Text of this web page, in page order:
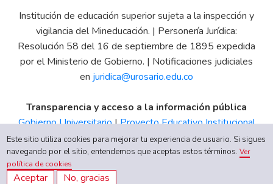
Quiero inscribirme ahora
Institución de educación superior sujeta a la inspección y
vigilancia del Mineducación. | Personería Jurídica:
Resolución 58 del 16 de septiembre de 1895 expedida
por el Ministerio de Gobierno. | Notificaciones judiciales
en juridica@urosario.edu.co
Transparencia y acceso a la información pública
Gobierno Universitario|Proyecto Educativo Institucional
|Informe de Gestión|Boletín Estadístico|Régimen
Tributario|Estados Financieros|Código de Ética|Canal
de Integridad UR
Este sitio utiliza cookies para mejorar tu experiencia de usuario. Si sigues
navegando por el sitio, entendemos que aceptas estos términos.Ver
política de cookies
Aceptar No, gracias